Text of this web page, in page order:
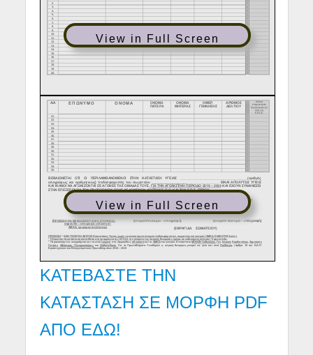
View in Full Screen
View in Full Screen
ΚΑΤΕΒΑΣΤΕ ΤΗΝ
ΚΑΤΑΣΤΑΣΗ ΣΕ ΜΟΡΦΗ PDF
ΑΠΟ ΕΔΩ!